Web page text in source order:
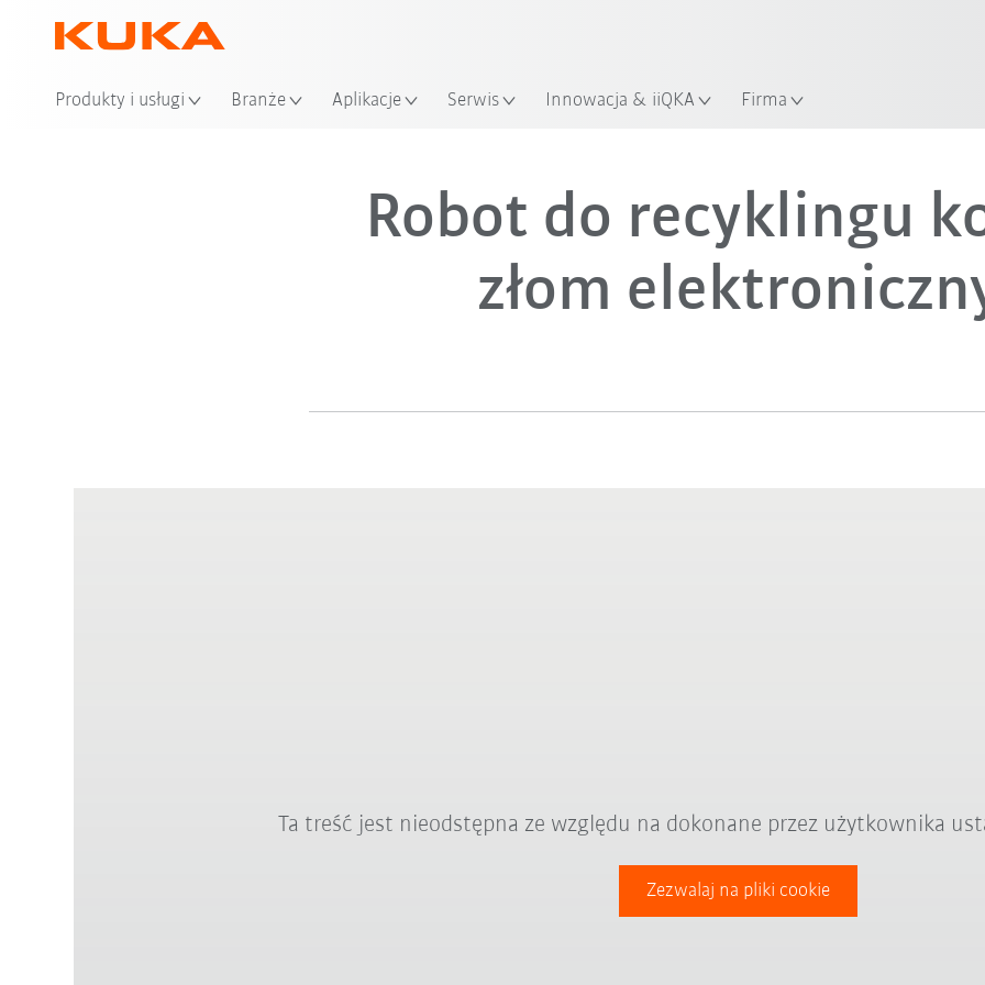
Produkty i usługi Branże Aplikacje Serwis Innowacja & iiQKA Firma
Przykłady
Robot do recyklingu
złom
Ta treść jest nieodstępna ze względu na dokonane przez użytkownika
Zezwalaj na pliki cookie